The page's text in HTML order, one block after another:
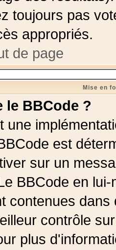
toujours pas
appropriés.
de page
Mise en
le BBCode ?
une
est
sur un
BBCode en
contenues
contrôle
plus